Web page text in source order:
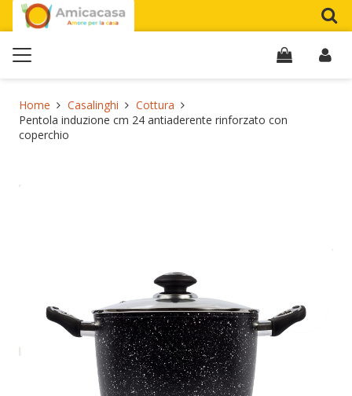
Home Casalinghi
Cottura
Pentola induzione cm 24 antiaderente rinforzato con
coperchio